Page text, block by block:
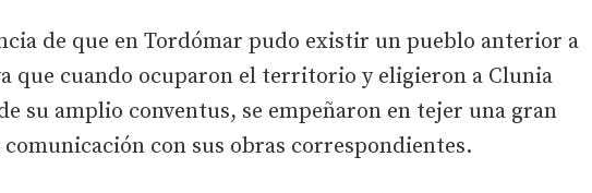
de que en Tordómar pudo existir un pueblo anterior a
que cuando ocuparon el territorio y eligieron a Clunia
su amplio conventus, se empeñaron en tejer una gran
comunicación con sus obras correspondientes.